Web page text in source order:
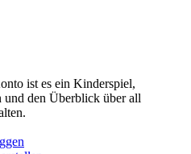
ist es ein Kinderspiel,
und den Überblick über all